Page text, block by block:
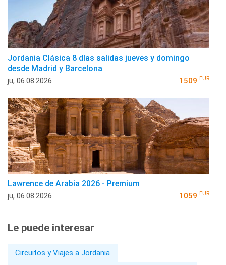
Jordania Clásica 8 días salidas jueves y domingo
desde Madrid y Barcelona
ju, 06.08.2026 1509 EUR
Lawrence de Arabia 2026 - Premium
ju, 06.08.2026 1059 EUR
Le puede interesar
Circuitos y Viajes a Jordania